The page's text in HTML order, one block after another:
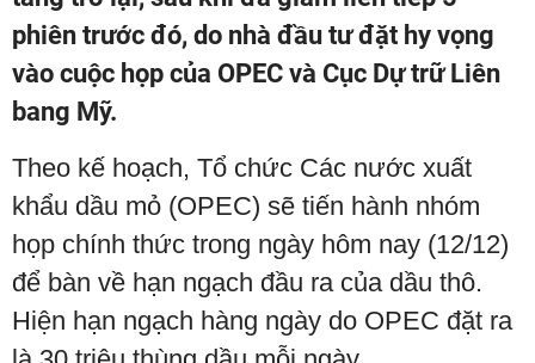
phiên trước đó, do nhà đầu tư đặt hy vọng
vào cuộc họp của OPEC và Cục Dự trữ Liên
bang Mỹ.
Theo kế hoạch, Tổ chức Các nước xuất
khẩu dầu mỏ (OPEC) sẽ tiến hành nhóm
họp chính thức trong ngày hôm nay (12/12)
để bàn về hạn ngạch đầu ra của dầu thô.
Hiện hạn ngạch hàng ngày do OPEC đặt ra